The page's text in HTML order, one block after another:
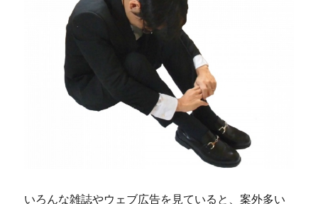
いろんな雑誌やウェブ広告を見ていると、案外多い